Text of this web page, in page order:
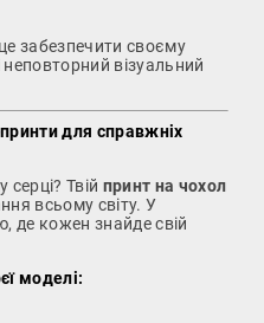
забезпечити своєму
візуальний
для справжніх
Твій принт на чохол
всьому світу. У
де кожен знайде свій
моделі: